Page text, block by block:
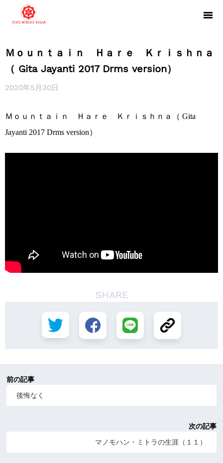
Ｍｏｕｎｔａｉｎ Ｈａｒｅ Ｋｒｉｓｈｎａ
（ Gita Jayanti 2017 Drms version）
2020年5月30日
Ｍｏｕｎｔａｉｎ Ｈａｒｅ Ｋｒｉｓｈｎａ（ Gita
Jayanti 2017 Drms version）
SHARE
前の記事
後悔なく
次の記事
マノモハン・ミトラの生涯（１１）